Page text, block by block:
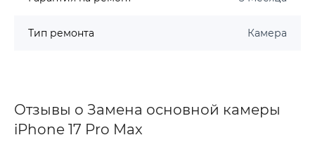
Тип ремонта Камера
Отзывы о Замена основной камеры
iPhone 17 Pro Max